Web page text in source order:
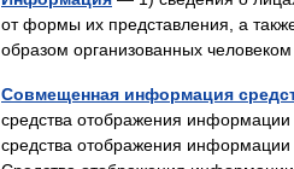
от формы их представления, а
образом организованных
Совмещенная информация
средства отображения
средства отображения